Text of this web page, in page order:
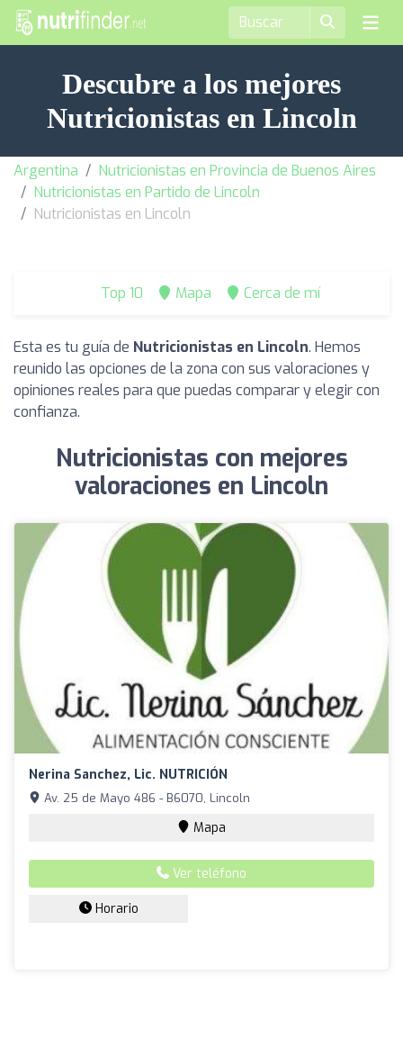
Descubre a los mejores
Nutricionistas en Lincoln
Argentina
Nutricionistas en Provincia de Buenos Aires
Nutricionistas en Partido de Lincoln
Nutricionistas en Lincoln
Top 10 Mapa Cerca de mí
Esta es tu guía de Nutricionistas en Lincoln. Hemos
reunido las opciones de la zona con sus valoraciones y
opiniones reales para que puedas comparar y elegir con
confianza.
Nutricionistas con mejores
valoraciones en Lincoln
Nerina Sanchez, Lic. NUTRICIÓN
Av. 25 de Mayo 486 - B6070, Lincoln
Mapa
Ver teléfono
Horario